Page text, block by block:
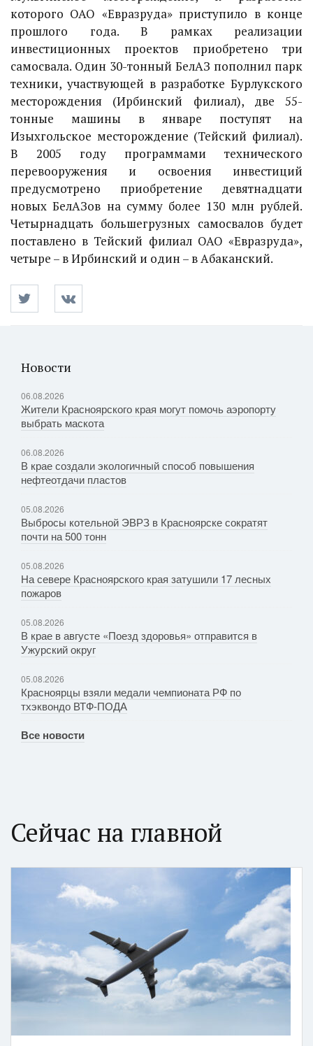
которого ОАО «Евразруда» приступило в конце
прошлого года. В рамках реализации
инвестиционных проектов приобретено три
самосвала. Один 30-тонный БелАЗ пополнил парк
техники, участвующей в разработке Бурлукского
месторождения (Ирбинский филиал), две 55-
тонные машины в январе поступят на
Изыхгольское месторождение (Тейский филиал).
В 2005 году программами технического
перевооружения и освоения инвестиций
предусмотрено приобретение девятнадцати
новых БелАЗов на сумму более 130 млн рублей.
Четырнадцать большегрузных самосвалов будет
поставлено в Тейский филиал ОАО «Евразруда»,
четыре – в Ирбинский и один – в Абаканский.
Новости
06.08.2026
Жители Красноярского края могут помочь аэропорту
выбрать маскота
06.08.2026
В крае создали экологичный способ повышения
нефтеотдачи пластов
05.08.2026
Выбросы котельной ЭВРЗ в Красноярске сократят
почти на 500 тонн
05.08.2026
На севере Красноярского края затушили 17 лесных
пожаров
05.08.2026
В крае в августе «Поезд здоровья» отправится в
Ужурский округ
05.08.2026
Красноярцы взяли медали чемпионата РФ по
тхэквондо ВТФ-ПОДА
Все новости
Сейчас на главной